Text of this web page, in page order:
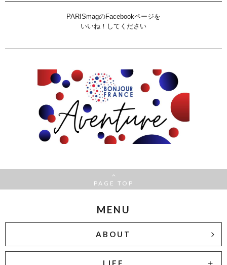
PARISmagのFacebookページを
いいね！してください
PAGE TOP
MENU
ABOUT
LIFE